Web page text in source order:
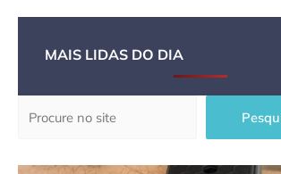
MAIS LIDAS DO DIA